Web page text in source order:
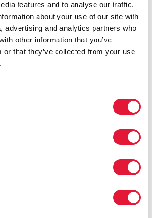
features and to analyse our traffic.
about your use of our site with
advertising and analytics partners who
other information that you’ve
or that they’ve collected from your use
13 Mayo 2016
en la respuesta al sida en China
READ MORE